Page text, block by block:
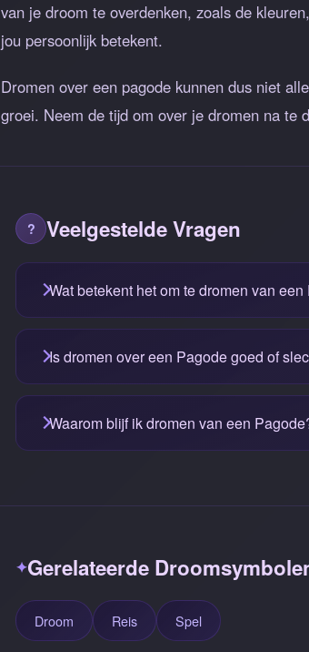
van je droom te overdenken, zoals de
jou persoonlijk betekent.
Dromen over een pagode kunnen dus niet
groei. Neem de tijd om over je dromen na te
Veelgestelde Vragen
Wat betekent het om te dromen van een
Is dromen over een Pagode goed of
Waarom blijf ik dromen van een
Gerelateerde
Droom Reis Spel